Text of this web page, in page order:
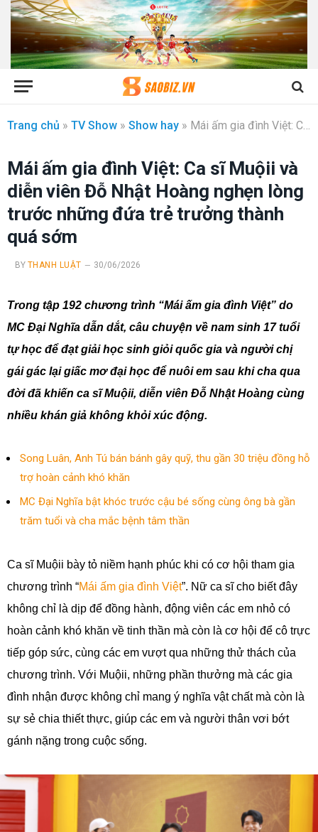
Trang chủ » TV Show » Show hay » Mái ấm gia đình Việt: Ca sĩ Muộii và diễn viên Đỗ Nhật Hoàng nghẹn lòng trước những đứa trẻ trưởng thành quá sớm
Mái ấm gia đình Việt: Ca sĩ Muộii và
diễn viên Đỗ Nhật Hoàng nghẹn lòng
trước những đứa trẻ trưởng thành
quá sớm
BY THANH LUẬT 30/06/2026
Trong tập 192 chương trình “Mái ấm gia đình Việt” do
MC Đại Nghĩa dẫn dắt, câu chuyện về nam sinh 17 tuổi
tự học để đạt giải học sinh giỏi quốc gia và người chị
gái gác lại giấc mơ đại học để nuôi em sau khi cha qua
đời đã khiến ca sĩ Muộii, diễn viên Đỗ Nhật Hoàng cùng
nhiều khán giả không khỏi xúc động.
Song Luân, Anh Tú bán bánh gây quỹ, thu gần 30 triệu đồng hỗ
trợ hoàn cảnh khó khăn
MC Đại Nghĩa bật khóc trước cậu bé sống cùng ông bà gần
trăm tuổi và cha mắc bệnh tâm thần
Ca sĩ Muộii bày tỏ niềm hạnh phúc khi có cơ hội tham gia
chương trình “Mái ấm gia đình Việt”. Nữ ca sĩ cho biết đây
không chỉ là dịp để đồng hành, động viên các em nhỏ có
hoàn cảnh khó khăn về tinh thần mà còn là cơ hội để cô trực
tiếp góp sức, cùng các em vượt qua những thử thách của
chương trình. Với Muộii, những phần thưởng mà các gia
đình nhận được không chỉ mang ý nghĩa vật chất mà còn là
sự sẻ chia thiết thực, giúp các em và người thân vơi bớt
gánh nặng trong cuộc sống.